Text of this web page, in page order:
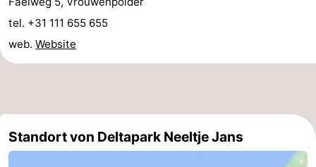
Adressen
Region
Leiden
Bollenstreek
tel. +31 111 655 655
web. Website
Standort von Deltapark Neeltje Jans